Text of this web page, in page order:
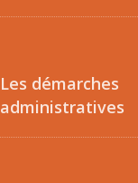
Les démarches
administratives